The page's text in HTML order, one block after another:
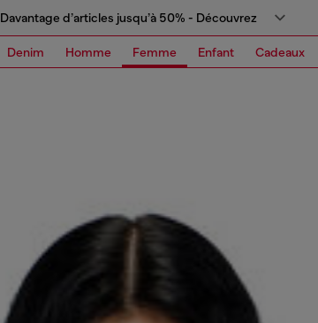
Davantage d’articles jusqu’à 50% - Découvrez
Denim Homme Femme Enfant Cadeaux